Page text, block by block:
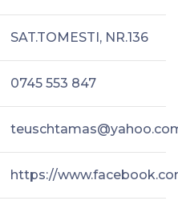
SAT.TOMESTI, NR.136
0745 553 847
https://